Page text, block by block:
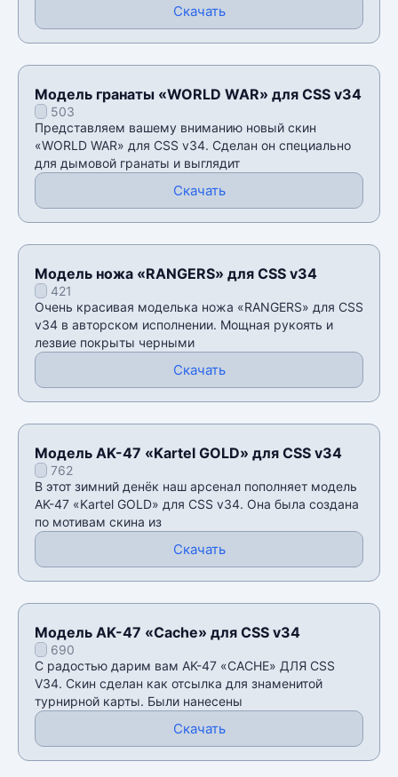
Скачать
Модель гранаты «WORLD WAR» для CSS v34
503
Представляем вашему вниманию новый скин
«WORLD WAR» для CSS v34. Сделан он специально
для дымовой гранаты и выглядит
Скачать
Модель ножа «RANGERS» для CSS v34
421
Очень красивая моделька ножа «RANGERS» для CSS
v34 в авторском исполнении. Мощная рукоять и
лезвие покрыты черными
Скачать
Модель AK-47 «Kartel GOLD» для CSS v34
762
В этот зимний денёк наш арсенал пополняет модель
AK-47 «Kartel GOLD» для CSS v34. Она была создана
по мотивам скина из
Скачать
Модель AK-47 «Cache» для CSS v34
690
С радостью дарим вам AK-47 «CACHE» ДЛЯ CSS
V34. Скин сделан как отсылка для знаменитой
турнирной карты. Были нанесены
Скачать